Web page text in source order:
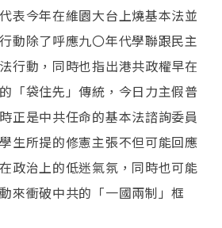
表今年在維園大台上燒基本法並
動除了呼應九〇年代學聯跟民主
行動，同時也指出港共政權早在
「袋住先」傳統，今日力主假普
正是中共任命的基本法諮詢委員
生所提的修憲主張不但可能回應
政治上的低迷氣氛，同時也可能
來衝破中共的「一國兩制」框